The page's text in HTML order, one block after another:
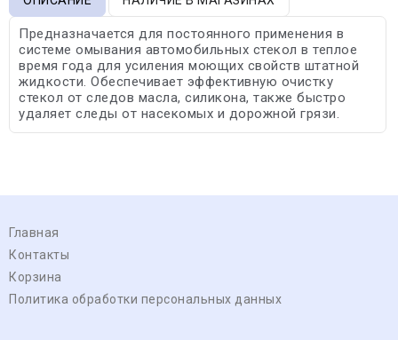
Предназначается для постоянного применения в
системе омывания автомобильных стекол в теплое
время года для усиления моющих свойств штатной
жидкости. Обеспечивает эффективную очистку
стекол от следов масла, силикона, также быстро
удаляет следы от насекомых и дорожной грязи.
Главная
Контакты
Корзина
Политика обработки персональных данных